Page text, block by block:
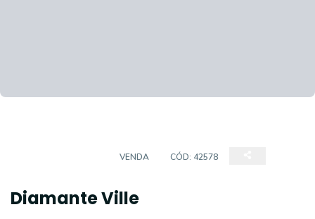
VENDA CÓD: 42578
Diamante Ville